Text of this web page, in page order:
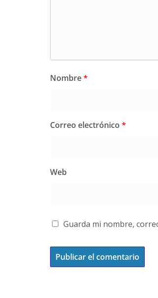
Nombre*
Correo electrónico *
Web
Guarda mi nombre,